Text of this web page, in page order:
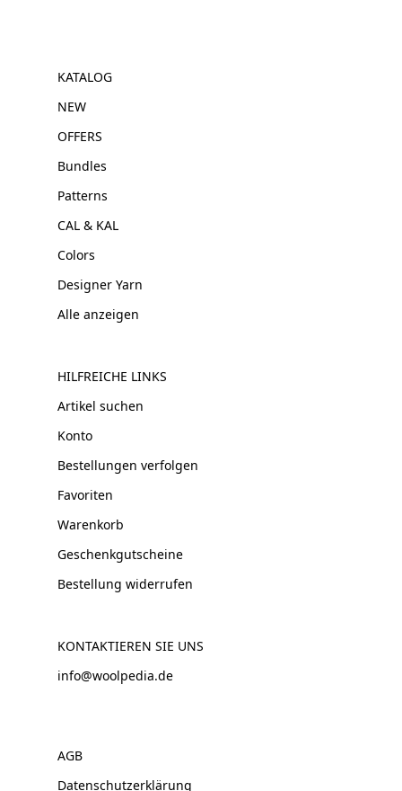
KATALOG
NEW
OFFERS
Bundles
Patterns
CAL & KAL
Colors
Designer Yarn
Alle anzeigen
HILFREICHE LINKS
Artikel suchen
Konto
Bestellungen verfolgen
Favoriten
Warenkorb
Geschenkgutscheine
Bestellung widerrufen
KONTAKTIEREN SIE UNS
info@woolpedia.de
AGB
Datenschutzerklärung